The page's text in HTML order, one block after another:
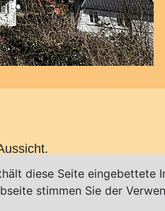
diese Seite eingebettete
stimmen Sie der